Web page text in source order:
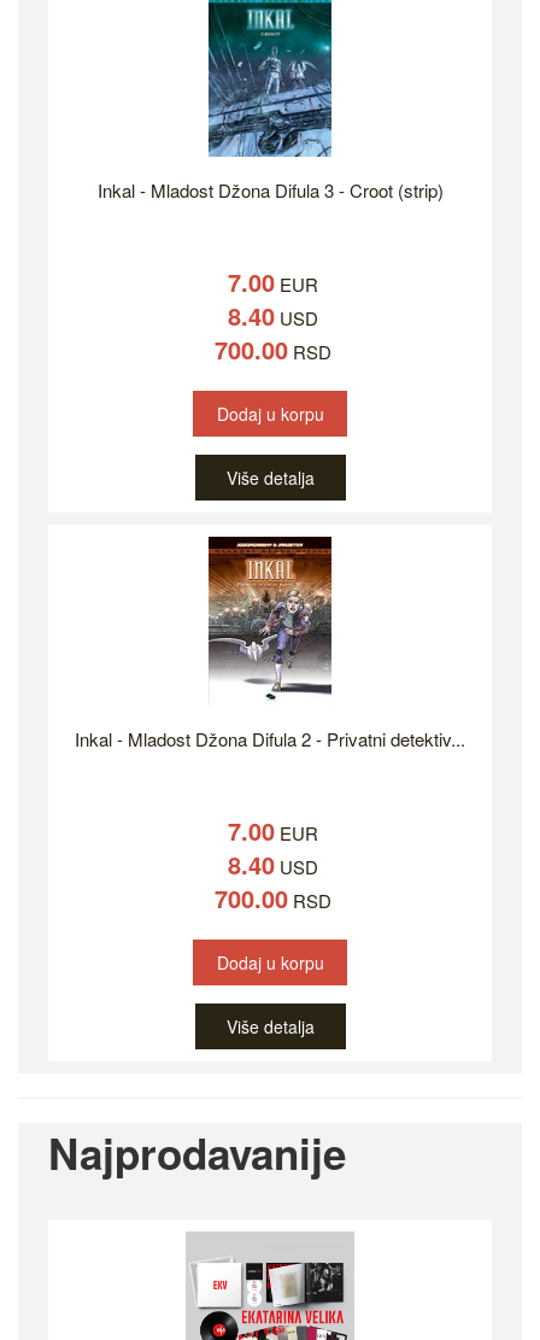
Inkal - Mladost Džona Difula 3 - Croot (strip)
7.00 EUR
8.40 USD
700.00 RSD
Dodaj u korpu
Više detalja
Inkal - Mladost Džona Difula 2 - Privatni detektiv...
7.00 EUR
8.40 USD
700.00 RSD
Dodaj u korpu
Više detalja
Najprodavanije